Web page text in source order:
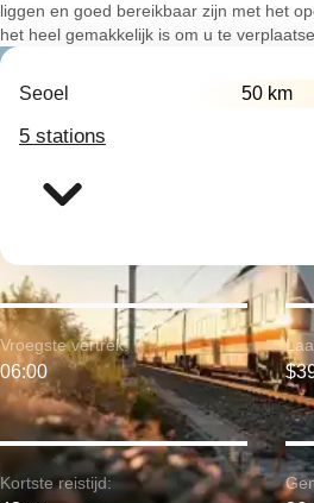
liggen en goed bereikbaar zijn met het
het heel gemakkelijk is om u te
Seoel 50 km
5 stations
Kortste reistijd:
Vroegste vertrek:
06:00